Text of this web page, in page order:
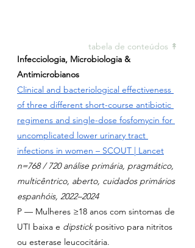
tabela de conteúdos ↟
Infecciologia, Microbiologia &
Antimicrobianos
Clinical and bacteriological effectiveness
of three different short-course antibiotic
regimens and single-dose fosfomycin for
uncomplicated lower urinary tract
infections in women – SCOUT | Lancet
n=768 / 720 análise primária, pragmático,
multicêntrico, aberto, cuidados primários
espanhóis, 2022–2024
P — Mulheres ≥18 anos com sintomas de
UTI baixa e dipstick positivo para nitritos
ou esterase leucocitária.